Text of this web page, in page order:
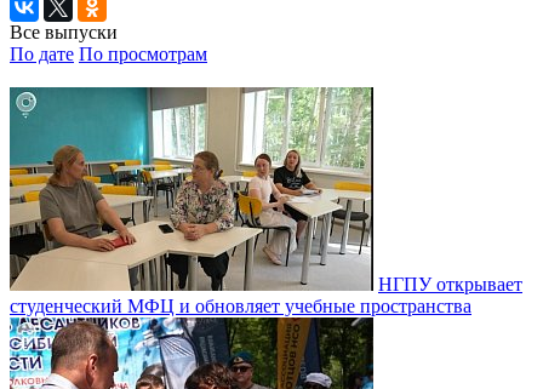
Все выпуски
По дате По просмотрам
НГПУ открывает
студенческий МФЦ и обновляет учебные пространства